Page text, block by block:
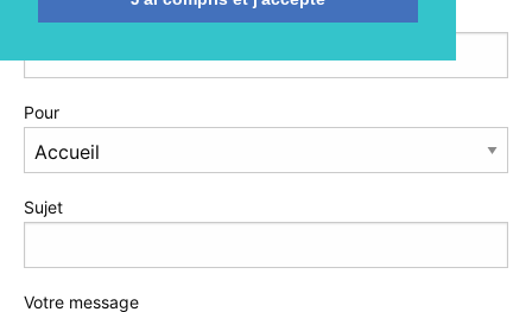
Pour
Sujet
Votre message